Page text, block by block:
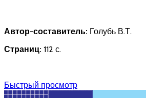
Автор-составитель: Голубь В.Т.
Страниц: 112 с.
Быстрый просмотр